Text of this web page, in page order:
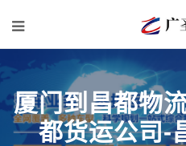
厦门到昌都物
都货运公司-